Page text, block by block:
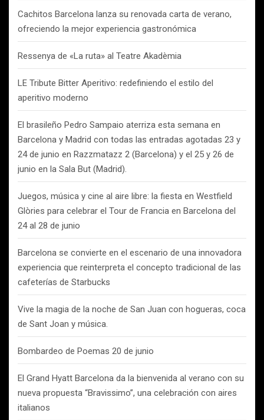
Cachitos Barcelona lanza su renovada carta de verano,
ofreciendo la mejor experiencia gastronómica
Ressenya de «La ruta» al Teatre Akadèmia
LE Tribute Bitter Aperitivo: redefiniendo el estilo del
aperitivo moderno
El brasileño Pedro Sampaio aterriza esta semana en
Barcelona y Madrid con todas las entradas agotadas 23 y
24 de junio en Razzmatazz 2 (Barcelona) y el 25 y 26 de
junio en la Sala But (Madrid).
Juegos, música y cine al aire libre: la fiesta en Westfield
Glòries para celebrar el Tour de Francia en Barcelona del
24 al 28 de junio
Barcelona se convierte en el escenario de una innovadora
experiencia que reinterpreta el concepto tradicional de las
cafeterías de Starbucks
Vive la magia de la noche de San Juan con hogueras, coca
de Sant Joan y música.
Bombardeo de Poemas 20 de junio
El Grand Hyatt Barcelona da la bienvenida al verano con su
nueva propuesta “Bravissimo”, una celebración con aires
italianos